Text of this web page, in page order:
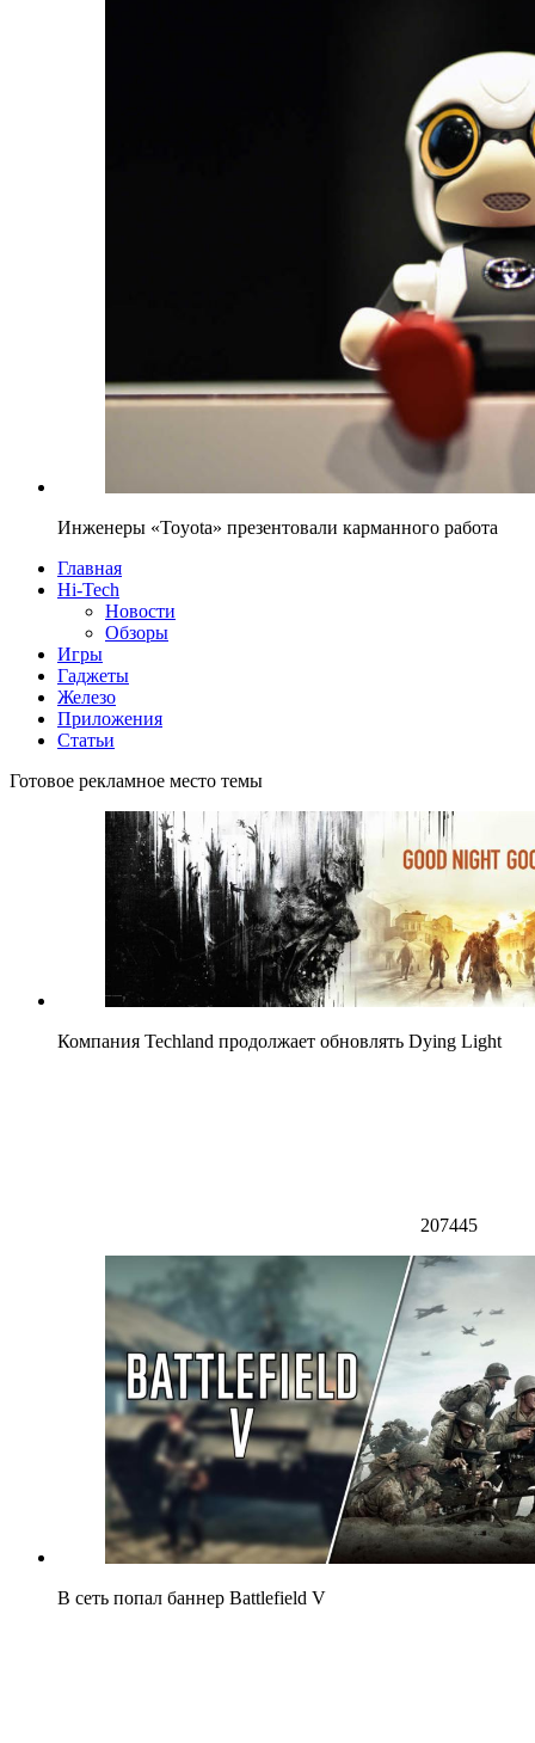
Инженеры «Toyota» презентовали карманного работа
Главная
Hi-Tech
Новости
Обзоры
Игры
Гаджеты
Железо
Приложения
Статьи
Готовое рекламное место темы
Компания Techland продолжает обновлять Dying Light
207445
В сеть попал баннер Battlefield V